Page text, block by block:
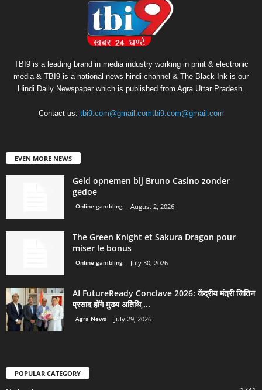
TBI9 is a leading brand in media industry working in print & electronic
media & TBI9 is a national news hindi channel & The Black Ink is our
Hindi Daily Newspaper which is published from Agra Uttar Pradesh.
Contact us: tbi9.com@gmail.comtbi9.com@gmail.com
EVEN MORE NEWS
Geld opnemen bij Bruno Casino zonder
gedoe
Online gambling August 2, 2026
The Green Knight et Sakura Dragon pour
miser le bonus
Online gambling July 30, 2026
AI FutureReady Conclave 2026: केंद्रीय मंत्री जितिन
प्रसाद होंगे मुख्य अतिथि,...
Agra News July 29, 2026
POPULAR CATEGORY